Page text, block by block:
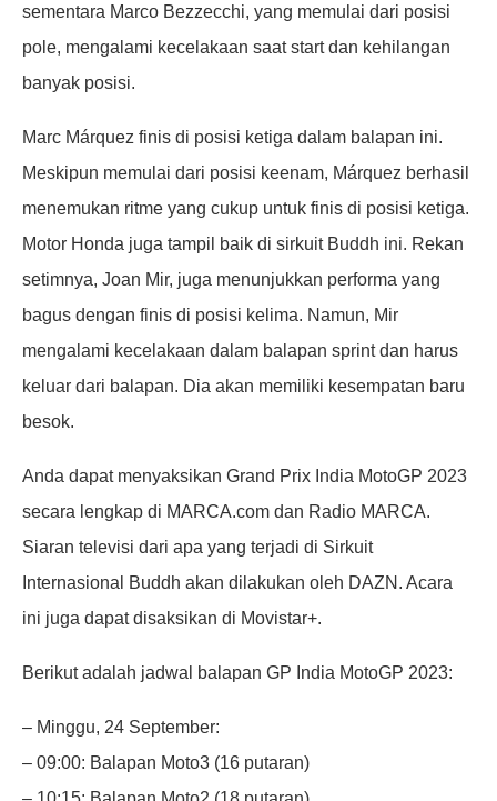
sementara Marco Bezzecchi, yang memulai dari posisi
pole, mengalami kecelakaan saat start dan kehilangan
banyak posisi.
Marc Márquez finis di posisi ketiga dalam balapan ini.
Meskipun memulai dari posisi keenam, Márquez berhasil
menemukan ritme yang cukup untuk finis di posisi ketiga.
Motor Honda juga tampil baik di sirkuit Buddh ini. Rekan
setimnya, Joan Mir, juga menunjukkan performa yang
bagus dengan finis di posisi kelima. Namun, Mir
mengalami kecelakaan dalam balapan sprint dan harus
keluar dari balapan. Dia akan memiliki kesempatan baru
besok.
Anda dapat menyaksikan Grand Prix India MotoGP 2023
secara lengkap di MARCA.com dan Radio MARCA.
Siaran televisi dari apa yang terjadi di Sirkuit
Internasional Buddh akan dilakukan oleh DAZN. Acara
ini juga dapat disaksikan di Movistar+.
Berikut adalah jadwal balapan GP India MotoGP 2023:
– Minggu, 24 September:
– 09:00: Balapan Moto3 (16 putaran)